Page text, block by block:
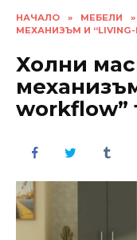
НАЧАЛО » МЕБЕЛИ »
МЕХАНИЗЪМ И “LIVING-
Холни
workflow”